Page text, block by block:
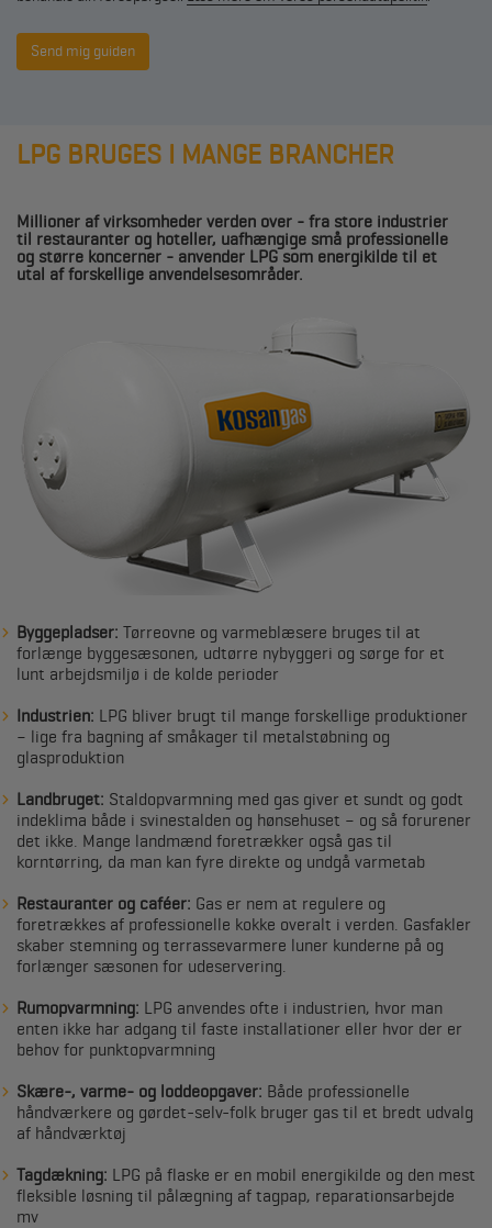
LPG BRUGES I MANGE BRANCHER
Millioner af virksomheder verden over - fra store industrier
til restauranter og hoteller, uafhængige små professionelle
og større koncerner - anvender LPG som energikilde til et
utal af forskellige anvendelsesområder.
Byggepladser: Tørreovne og varmeblæsere bruges til at
forlænge byggesæsonen, udtørre nybyggeri og sørge for et
lunt arbejdsmiljø i de kolde perioder
Industrien: LPG bliver brugt til mange forskellige produktioner
– lige fra bagning af småkager til metalstøbning og
glasproduktion
Landbruget: Staldopvarmning med gas giver et sundt og godt
indeklima både i svinestalden og hønsehuset – og så forurener
det ikke. Mange landmænd foretrækker også gas til
korntørring, da man kan fyre direkte og undgå varmetab
Restauranter og caféer: Gas er nem at regulere og
foretrækkes af professionelle kokke overalt i verden. Gasfakler
skaber stemning og terrassevarmere luner kunderne på og
forlænger sæsonen for udeservering.
Rumopvarmning: LPG anvendes ofte i industrien, hvor man
enten ikke har adgang til faste installationer eller hvor der er
behov for punktopvarmning
Skære-, varme- og loddeopgaver: Både professionelle
håndværkere og gørdet-selv-folk bruger gas til et bredt udvalg
af håndværktøj
Tagdækning: LPG på flaske er en mobil energikilde og den mest
fleksible løsning til pålægning af tagpap, reparationsarbejde
mv